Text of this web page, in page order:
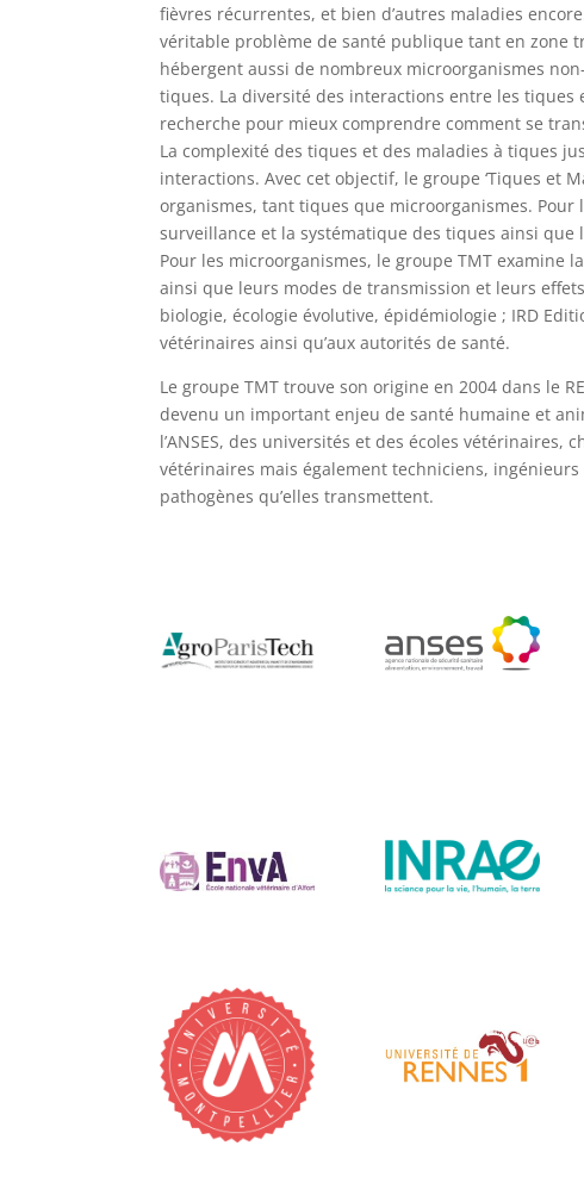
fièvres récurrentes, et bien d’autres maladies
véritable problème de santé publique tant en zone
hébergent aussi de nombreux microorganismes
tiques. La diversité des interactions entre les
recherche pour mieux comprendre comment se
La complexité des tiques et des maladies à tiques
interactions. Avec cet objectif, le groupe ‘Tiques et
organismes, tant tiques que microorganismes. Pour
surveillance et la systématique des tiques ainsi
Pour les microorganismes, le groupe TMT examine
ainsi que leurs modes de transmission et leurs
biologie, écologie évolutive, épidémiologie ; IRD
vétérinaires ainsi qu’aux autorités de santé.
Le groupe TMT trouve son origine en 2004 dans le
devenu un important enjeu de santé humaine et
l’ANSES, des universités et des écoles
vétérinaires mais également techniciens,
pathogènes qu’elles transmettent.